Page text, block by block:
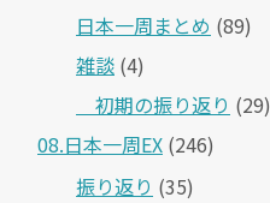
日本一周まとめ (89)
雑談 (4)
＿初期の振り返り (29)
08.日本一周EX (246)
振り返り (35)